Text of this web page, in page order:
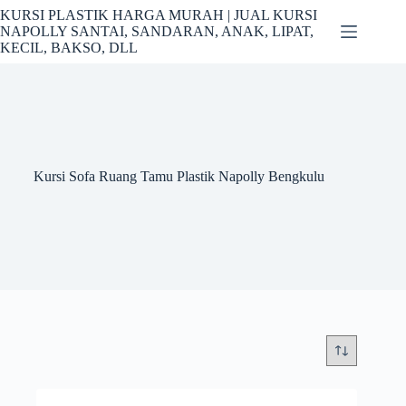
Skip
to
content
KURSI PLASTIK HARGA MURAH | JUAL KURSI
NAPOLLY SANTAI, SANDARAN, ANAK, LIPAT,
KECIL, BAKSO, DLL
Kursi Sofa Ruang Tamu Plastik Napolly Bengkulu